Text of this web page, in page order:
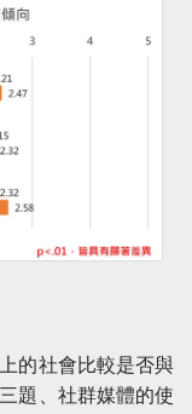
的社會比較是否與
題、社群媒體的使